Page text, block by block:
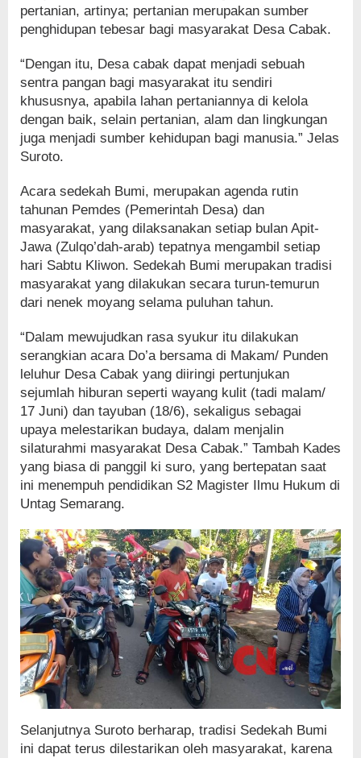
pertanian, artinya; pertanian merupakan sumber
penghidupan tebesar bagi masyarakat Desa Cabak.
“Dengan itu, Desa cabak dapat menjadi sebuah
sentra pangan bagi masyarakat itu sendiri
khususnya, apabila lahan pertaniannya di kelola
dengan baik, selain pertanian, alam dan lingkungan
juga menjadi sumber kehidupan bagi manusia.” Jelas
Suroto.
Acara sedekah Bumi, merupakan agenda rutin
tahunan Pemdes (Pemerintah Desa) dan
masyarakat, yang dilaksanakan setiap bulan Apit-
Jawa (Zulqo’dah-arab) tepatnya mengambil setiap
hari Sabtu Kliwon. Sedekah Bumi merupakan tradisi
masyarakat yang dilakukan secara turun-temurun
dari nenek moyang selama puluhan tahun.
“Dalam mewujudkan rasa syukur itu dilakukan
serangkian acara Do’a bersama di Makam/ Punden
leluhur Desa Cabak yang diiringi pertunjukan
sejumlah hiburan seperti wayang kulit (tadi malam/
17 Juni) dan tayuban (18/6), sekaligus sebagai
upaya melestarikan budaya, dalam menjalin
silaturahmi masyarakat Desa Cabak.” Tambah Kades
yang biasa di panggil ki suro, yang bertepatan saat
ini menempuh pendidikan S2 Magister Ilmu Hukum di
Untag Semarang.
Selanjutnya Suroto berharap, tradisi Sedekah Bumi
ini dapat terus dilestarikan oleh masyarakat, karena